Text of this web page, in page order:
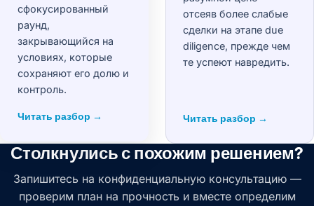
сфокусированный
раунд,
закрывающийся на
условиях, которые
сохраняют его долю и
контроль.
Читать разбор →
отсеяв более слабые
сделки на этапе due
diligence, прежде чем
те успеют навредить.
Читать разбор →
Столкнулись с похожим решением?
Запишитесь на конфиденциальную консультацию —
проверим план на прочность и вместе определим